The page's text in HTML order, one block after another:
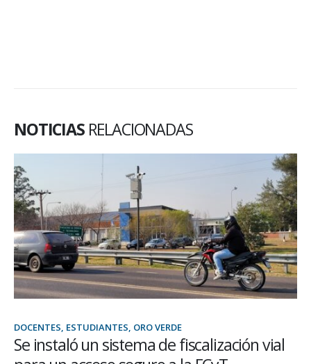
NOTICIAS RELACIONADAS
DOCENTES, ESTUDIANTES, ORO VERDE
Se instaló un sistema de fiscalización vial